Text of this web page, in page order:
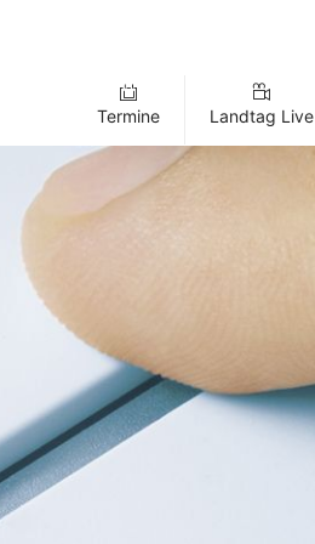
Termine Landtag Live